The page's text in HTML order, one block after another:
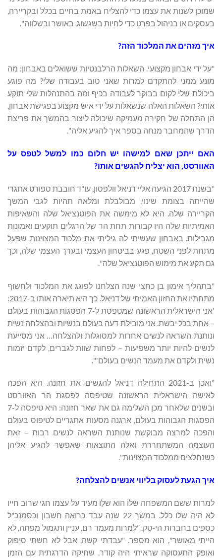
שמוכן לשנות את עצמו כדי להצליח באמת בחיים בכלל ובקריירה,
בעסקים או בניהול בפרט כדי לחיות בשגשוג, באושר ובשלווה".
איך מזהים את המלכוד הזה?
"על ידי אבחון מקצועי. השאלות הרלבנטיות ששואלים באבחון: מה
מונע ממני להתקדם למרות שאני טוב בעבודה שלי? מה פוגע
ביכולת שלי לקום בבוקר לעבודה בכיף ומה בהתנהלות שלי תוקע
אותי? השאלות האלה שנשאלות על ידי איש מקצוע בפגישת אבחון,
הן התחלה של חקירה מעמיקה שיכולה ליצור בהמשך את פריצת
הדרך שהמחבר מנחה בספר איך להגיע אליה".
האם ייתכן שאם למישהו יש חלום כמו למשל לטפס על
האוורסט, הוא יצליח להגשים אותו?
"בשנת 2017 הגיעה אליי דניאל וולפסון, עו"ד חובבת ספורט אתגרי
שהייתה בצומת שינוי, מבולבלת ומלאה תהיות לגבי המשך
הקריירה שלה. היא לא מימשה את הפוטנציאל שלה והשאיפות
האמיתיות שלה היו קבורות תחת הר של הרגלים תוקעים ואמונות
מגבילות. באבחון שעשיתי לה גיליתי את מִלכּוד המצוינות שפעל
מתחת לפני השטח, פגע בביטחון העצמי ובערך העצמי שלה, וכך
גם תקע את מימוש הפוטנציאל שלה".
"בתהליך אימון בן כחצי שנה הצלחנו לפוגג את המלכוד ולחשוף
מתחתיו את החזון האמיתי של דניאל. כך היא תיארה אותו ב-2017:
'אני הישראלית הראשונה שמטפסת ל-7 הפסגות הגבוהות בעולם
– אחת בכל יבשת. אני מובילת דעה בעולם בנשיות ובהצלחה נשית
ונותנת השראה לנשים אחרות למסוגלות ולהצלחה… אני מסייעת
לנשים להיות יותר משפיעות – לפחות שוות לגברים, לקדם יזמות
נשית ולקדם את מעמד הנשים בעולם'".
"ואכן ב-2021 התחילה דניאל להגשים את חזונה. היא הפכה
לאישה הישראלית הראשונה שטיפסה לפסגת הר האוורסט
ובשנים שלאחר מכן השלימה גם את שאר חזונה: היא טיפסה ל-7
הפסגות הגבוהות בעולם, ארגנה מסעות אתגריים לטיפוס בעולם
והפכה למרצה מבוקשת שנותנת השראה לנשים רבות – זאת
העוצמה המשתחררת ואלה התוצאות שאפשר להגיע אליהן
כשנחלצים ממִלכּוד המצוינות".
איך הגעת לעסוק בליווי אנשים להצלחה?
למרות ששם המשפחה שלוֹ הוא שלֵו מעיד על עצמו חגי שרוב חייו
לא היה שלֵו כלל. במשך 22 שנה עבד כרואה חשבון וכסמנכ"ל
כספים בחברות הי-טק. "למרות מעמד רם, עניין ותגמול מפתה, לא
הייתי מאושר", הוא מספר. "עבדתי קשה, אבל לא חשתי סיפוק
ואופק התעסוקה שראיתי היה קודר. שחיקה הדרגתית עם הזמן